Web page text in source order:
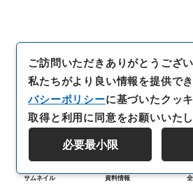
サムネイル 資料情報
ご訪問いただきありがとうござい
私たちがより良い情報を提供でき
バシーポリシーに基づいたクッ
取得と利用に同意をお願いいたし
必要最小限